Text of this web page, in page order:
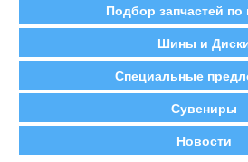
Подбор запчастей по
Шины и
Специальные
Сувениры
Новости